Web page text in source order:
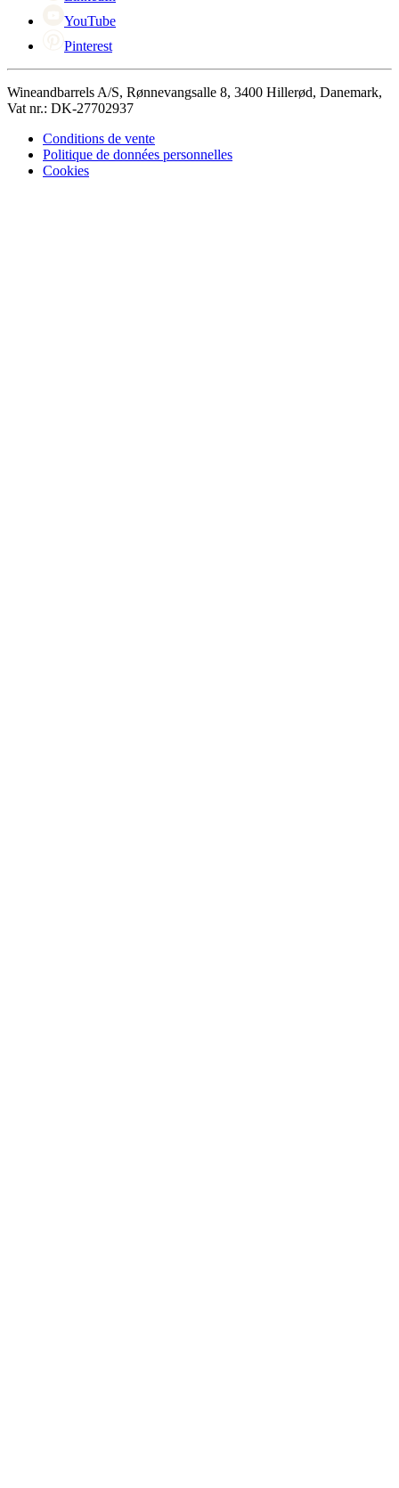
YouTube
Pinterest
Wineandbarrels A/S, Rønnevangsalle 8, 3400 Hillerød, Danemark,
Vat nr.: DK-27702937
Conditions de vente
Politique de données personnelles
Cookies